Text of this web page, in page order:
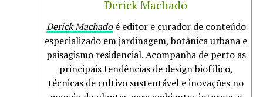
Derick Machado
Derick Machadoé editor e curador de conteúdo
especializado em jardinagem, botânica urbana e
paisagismo residencial. Acompanha de perto as
principais tendências de design biofílico,
técnicas de cultivo sustentável e inovações no